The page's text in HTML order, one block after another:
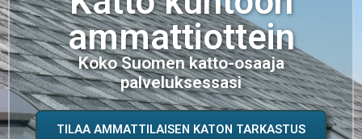
ammattiottein
Koko Suomen katto-osaaja
palveluksessasi
TILAA AMMATTILAISEN KATON TARKASTUS